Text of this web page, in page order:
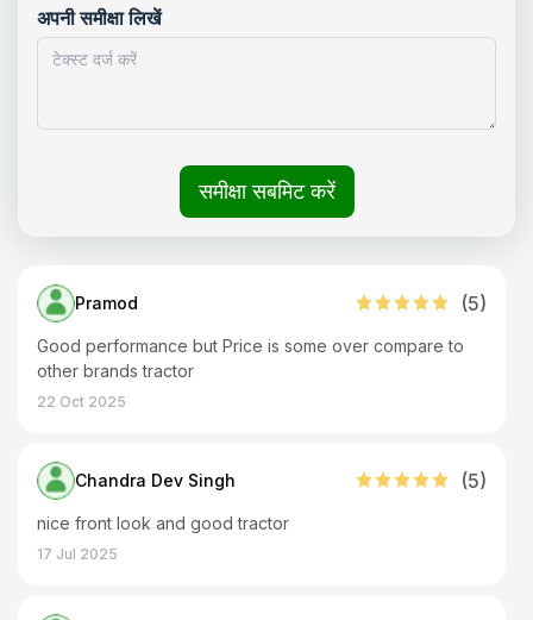
अपनी समीक्षा लिखें
समीक्षा सबमिट करें
Pramod (5)
Good performance but Price is some over compare to
other brands tractor
22 Oct 2025
Chandra Dev Singh (5)
nice front look and good tractor
17 Jul 2025